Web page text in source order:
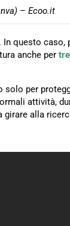
– Ecoo.it
questo caso,
anche per
per
attività,
girare alla